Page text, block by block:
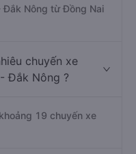
Nông từ Đồng Nai
chuyến xe
Đắk Nông ?
19 chuyến xe